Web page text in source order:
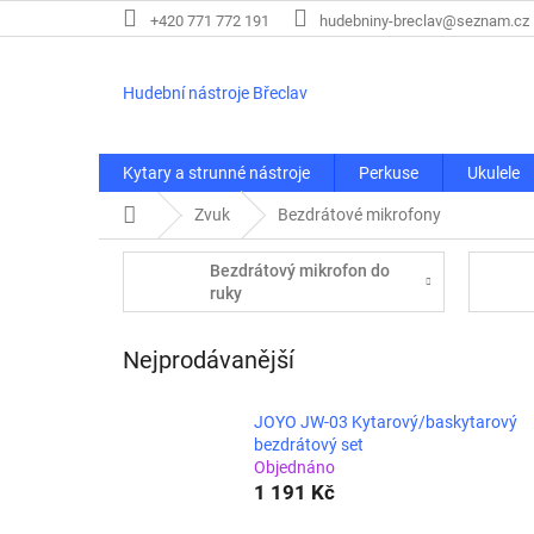
na
+420 771 772 191 hudebniny-breclav@seznam.cz
Hudební nástroje Břeclav
Kytary a strunné nástroje Perkuse Ukulele
Domů Zvuk Bezdrátové mikrofony
Bezdrátový mikrofon do
ruky
Nejprodávanější
JOYO JW-03 Kytarový/baskytarový
bezdrátový set
Objednáno
1 191 Kč